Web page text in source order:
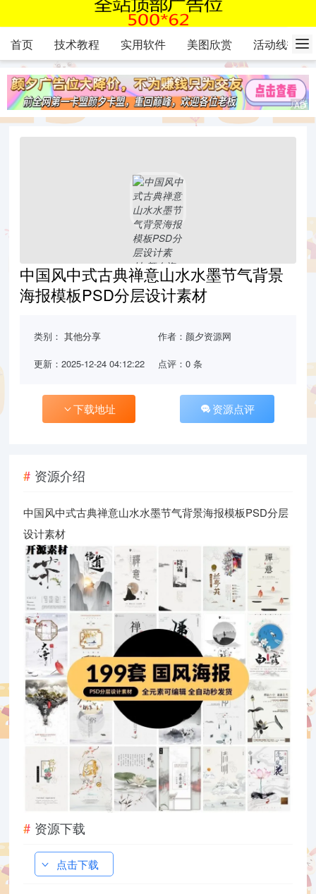
首页 技术教程 实用软件 美图欣赏 活动线报
中国风中式古典禅意山水水墨节气背景
海报模板PSD分层设计素材
类别：其他分享 作者：颜夕资源网
更新：2025-12-24 04:12:22 点评：0 条
下载地址 资源点评
资源介绍
中国风中式古典禅意山水水墨节气背景海报模板PSD分层
设计素材
资源下载
点击下载